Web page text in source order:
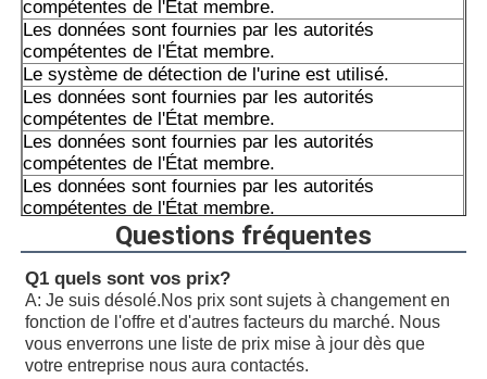
compétentes de l'État membre.
Les données sont fournies par les autorités
compétentes de l'État membre.
Le système de détection de l'urine est utilisé.
Les données sont fournies par les autorités
compétentes de l'État membre.
Les données sont fournies par les autorités
compétentes de l'État membre.
Les données sont fournies par les autorités
compétentes de l'État membre.
Les données sont fournies par les autorités
compétentes de l'État membre.
Les données sont fournies par les autorités
compétentes de l'État membre.
Les données sont fournies par les autorités
compétentes de l'Union européenne.
Le système de détection des émissions de CO2 doit
Questions fréquentes
Q1 quels sont vos prix?
A: Je suis désolé.Nos prix sont sujets à changement en
fonction de l'offre et d'autres facteurs du marché. Nous
vous enverrons une liste de prix mise à jour dès que
votre entreprise nous aura contactés.